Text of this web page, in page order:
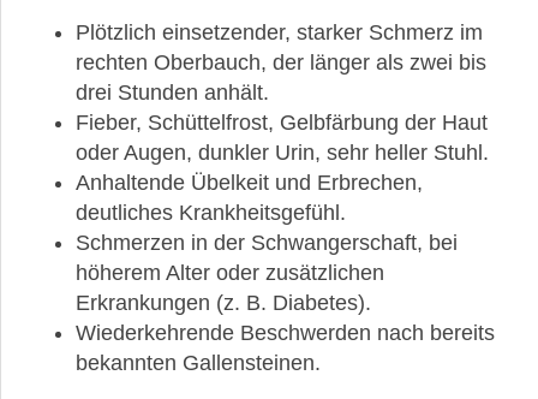
Plötzlich einsetzender, starker Schmerz im
rechten Oberbauch, der länger als zwei bis
drei Stunden anhält.
Fieber, Schüttelfrost, Gelbfärbung der Haut
oder Augen, dunkler Urin, sehr heller Stuhl.
Anhaltende Übelkeit und Erbrechen,
deutliches Krankheitsgefühl.
Schmerzen in der Schwangerschaft, bei
höherem Alter oder zusätzlichen
Erkrankungen (z. B. Diabetes).
Wiederkehrende Beschwerden nach bereits
bekannten Gallensteinen.